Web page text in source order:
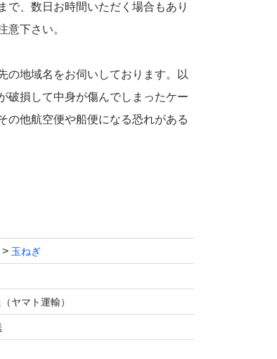
で、数日お時間いただく場合もあり
意下さい。
の地域名をお伺いしております。以
破損して中身が傷んでしまったケー
の他航空便や船便になる恐れがある
補強してから発送します。東北地方
でかまいません。これは必ず教えて
は、申し訳ありませんがトラブル回
玉ねぎ
ヤマト運輸）